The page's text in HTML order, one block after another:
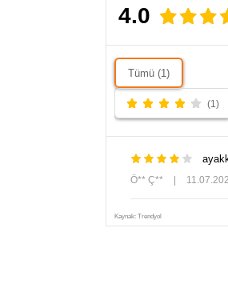
zarafeti her kombine taşıyan güçlü
4.0
Tümü (1)
(1)
Ö** Ç**
Kaynak: Trendyol